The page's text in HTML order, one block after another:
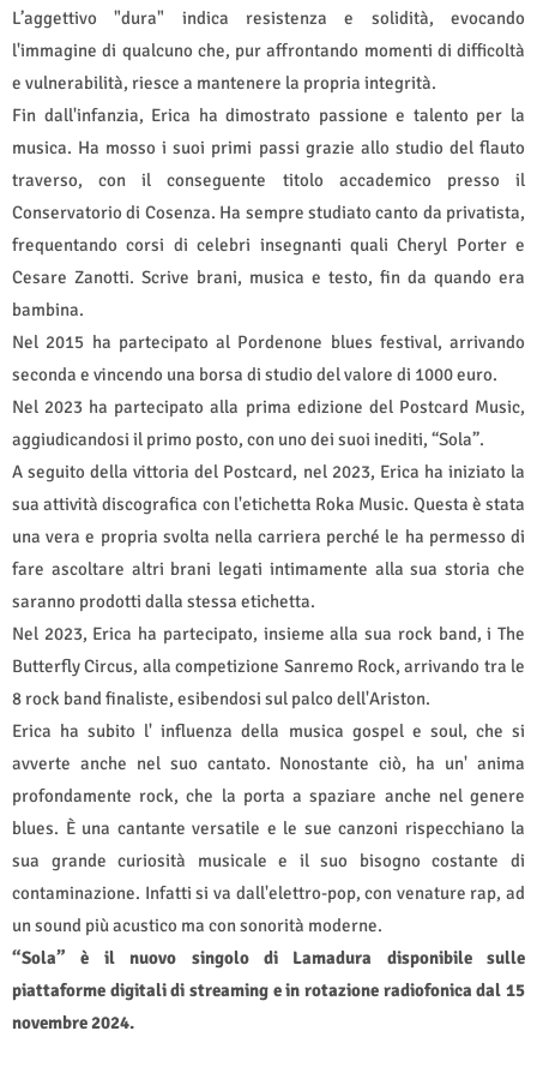
L’aggettivo "dura" indica resistenza e solidità, evocando
l'immagine di qualcuno che, pur affrontando momenti di difficoltà
e vulnerabilità, riesce a mantenere la propria integrità.
Fin dall'infanzia, Erica ha dimostrato passione e talento per la
musica. Ha mosso i suoi primi passi grazie allo studio del flauto
traverso, con il conseguente titolo accademico presso il
Conservatorio di Cosenza. Ha sempre studiato canto da privatista,
frequentando corsi di celebri insegnanti quali Cheryl Porter e
Cesare Zanotti. Scrive brani, musica e testo, fin da quando era
bambina.
Nel 2015 ha partecipato al Pordenone blues festival, arrivando
seconda e vincendo una borsa di studio del valore di 1000 euro.
Nel 2023 ha partecipato alla prima edizione del Postcard Music,
aggiudicandosi il primo posto, con uno dei suoi inediti, “Sola”.
A seguito della vittoria del Postcard, nel 2023, Erica ha iniziato la
sua attività discografica con l'etichetta Roka Music. Questa è stata
una vera e propria svolta nella carriera perché le ha permesso di
fare ascoltare altri brani legati intimamente alla sua storia che
saranno prodotti dalla stessa etichetta.
Nel 2023, Erica ha partecipato, insieme alla sua rock band, i The
Butterfly Circus, alla competizione Sanremo Rock, arrivando tra le
8 rock band finaliste, esibendosi sul palco dell'Ariston.
Erica ha subito l' influenza della musica gospel e soul, che si
avverte anche nel suo cantato. Nonostante ciò, ha un' anima
profondamente rock, che la porta a spaziare anche nel genere
blues. È una cantante versatile e le sue canzoni rispecchiano la
sua grande curiosità musicale e il suo bisogno costante di
contaminazione. Infatti si va dall'elettro-pop, con venature rap, ad
un sound più acustico ma con sonorità moderne.
“Sola” è il nuovo singolo di Lamadura disponibile sulle
piattaforme digitali di streaming e in rotazione radiofonica dal 15
novembre 2024.